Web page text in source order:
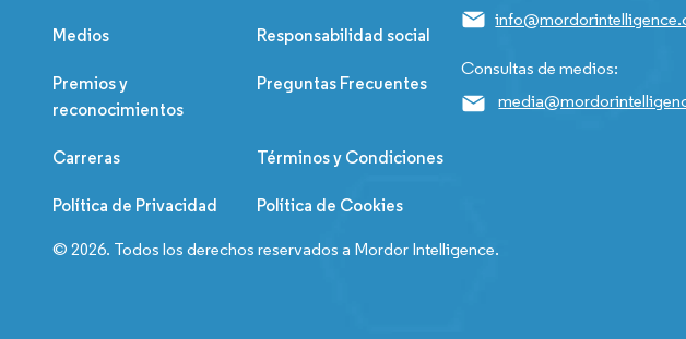
Medios Responsabilidad social
Premios y
reconocimientos
Preguntas Frecuentes
Carreras Términos y Condiciones
Política de Privacidad Política de Cookies
Consultas de medios:
© 2026. Todos los derechos reservados a Mordor Intelligence.